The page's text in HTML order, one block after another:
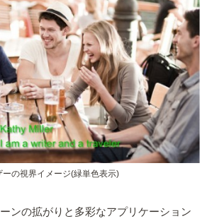
ーの視界イメージ(緑単色表示)
ンの拡がりと多彩なアプリケーション